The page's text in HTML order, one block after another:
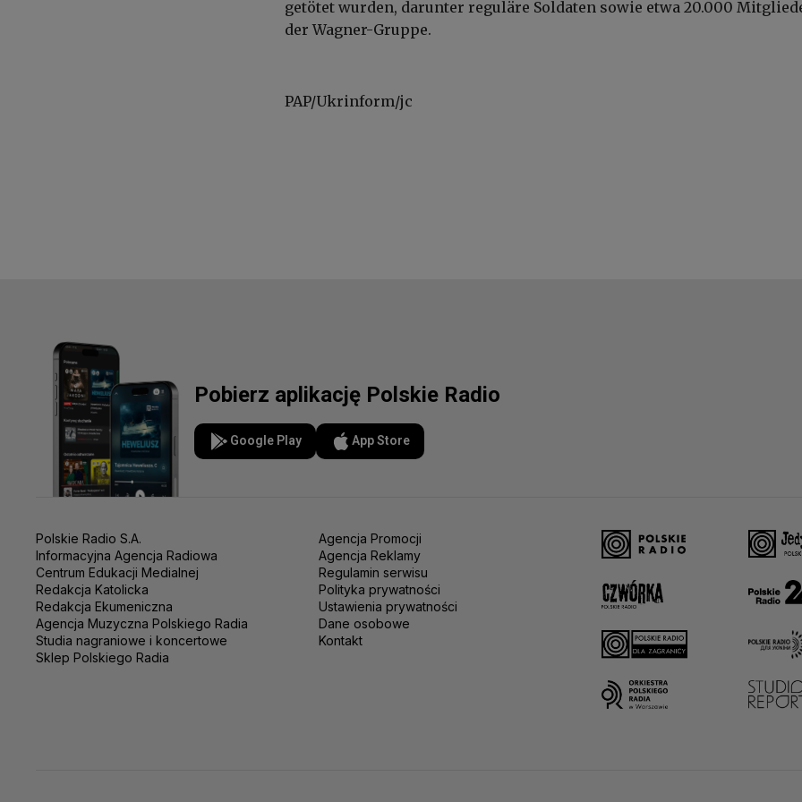
getötet wurden, darunter reguläre Soldaten sowie etwa 20.000
der Wagner-Gruppe.
PAP/Ukrinform/jc
Pobierz aplikację Polskie Radio
Google Play App Store
Polskie Radio S.A.
Informacyjna Agencja Radiowa
Centrum Edukacji Medialnej
Redakcja Katolicka
Redakcja Ekumeniczna
Agencja Muzyczna Polskiego Radia
Studia nagraniowe i koncertowe
Sklep Polskiego Radia
Agencja Promocji
Agencja Reklamy
Regulamin serwisu
Polityka prywatności
Ustawienia prywatności
Dane osobowe
Kontakt